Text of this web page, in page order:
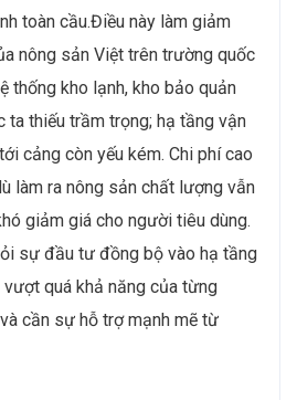
toàn cầu.Điều này làm giảm
nông sản Việt trên trường quốc
thống kho lạnh, kho bảo quản
ta thiếu trầm trọng; hạ tầng vận
cảng còn yếu kém. Chi phí cao
làm ra nông sản chất lượng vẫn
giảm giá cho người tiêu dùng.
sự đầu tư đồng bộ vào hạ tầng
quá khả năng của từng
cần sự hỗ trợ mạnh mẽ từ